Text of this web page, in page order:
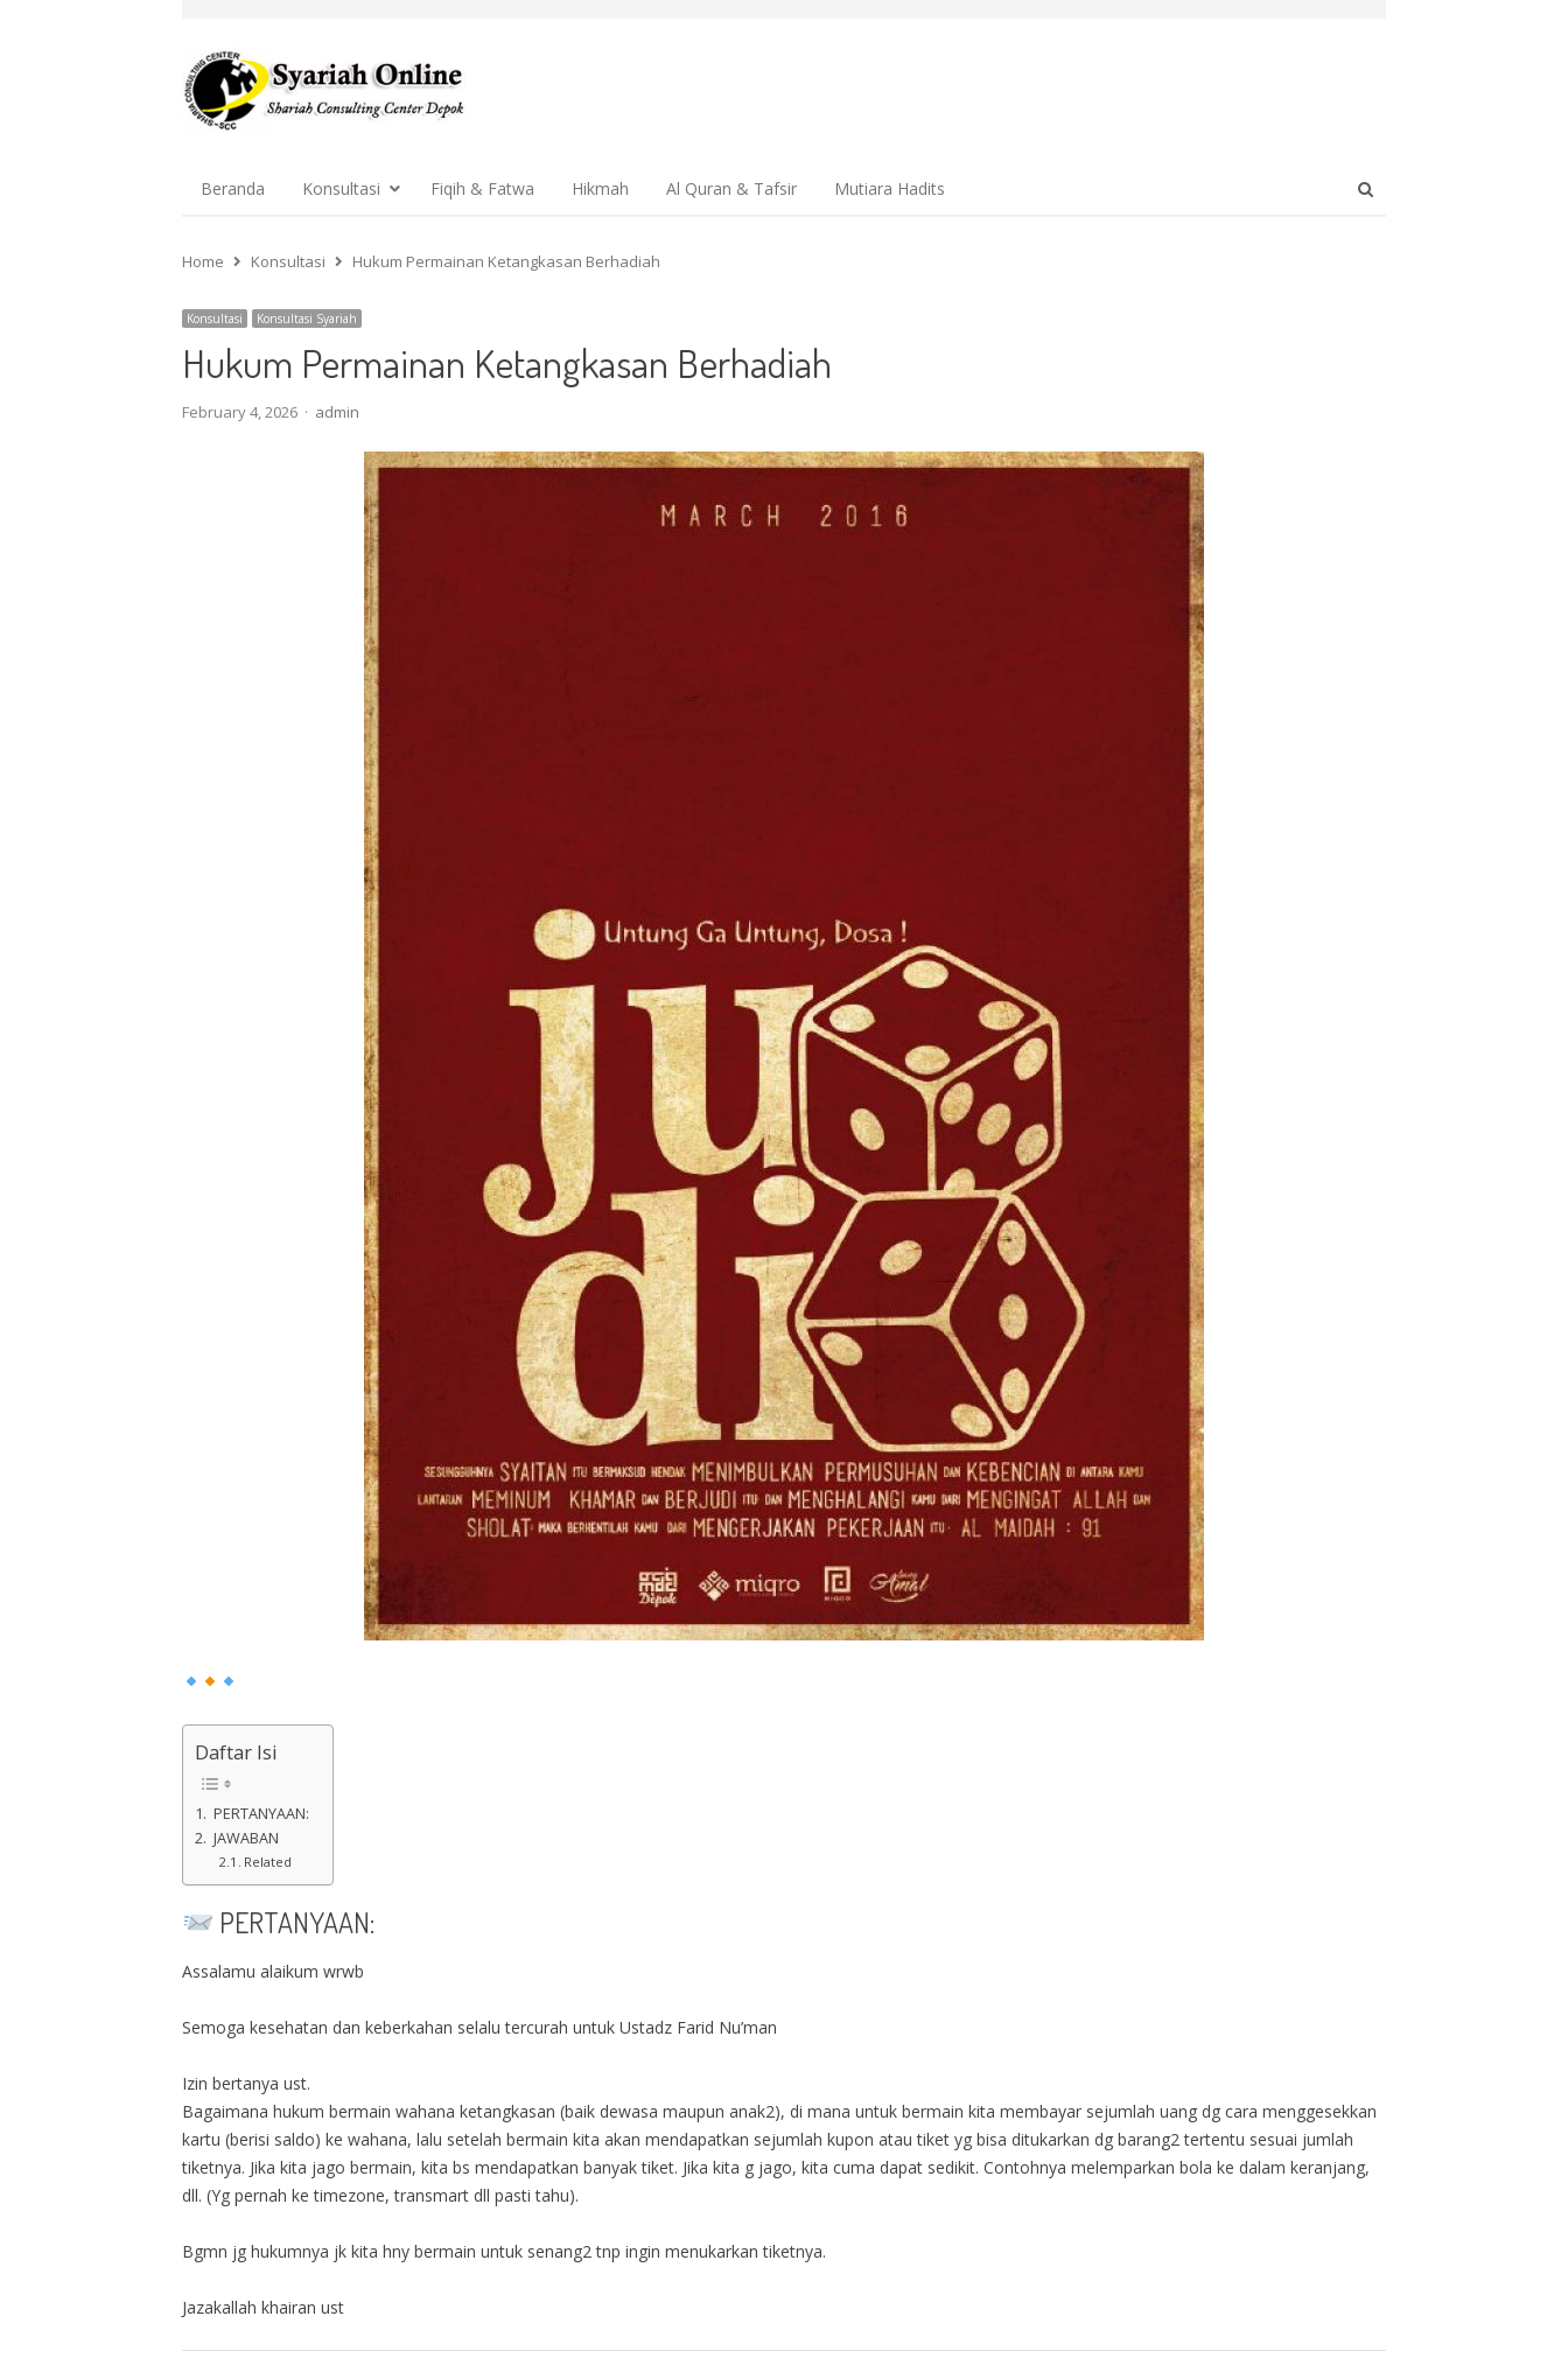
Beranda Konsultasi Fiqih & Fatwa Hikmah Al Quran & Tafsir Mutiara Hadits
Home
Konsultasi Hukum Permainan Ketangkasan Berhadiah
Konsultasi Konsultasi Syariah
Hukum Permainan Ketangkasan Berhadiah
February 4, 2026 Author
admin
Daftar Isi
PERTANYAAN:
JAWABAN
Related
PERTANYAAN:
Assalamu alaikum wrwb
Semoga kesehatan dan keberkahan selalu tercurah untuk Ustadz Farid Nu’man
Izin bertanya ust.
Bagaimana hukum bermain wahana ketangkasan (baik dewasa maupun anak2), di mana untuk bermain kita membayar sejumlah uang dg cara menggesekkan
kartu (berisi saldo) ke wahana, lalu setelah bermain kita akan mendapatkan sejumlah kupon atau tiket yg bisa ditukarkan dg barang2 tertentu sesuai jumlah
tiketnya. Jika kita jago bermain, kita bs mendapatkan banyak tiket. Jika kita g jago, kita cuma dapat sedikit. Contohnya melemparkan bola ke dalam keranjang,
dll. (Yg pernah ke timezone, transmart dll pasti tahu).
Bgmn jg hukumnya jk kita hny bermain untuk senang2 tnp ingin menukarkan tiketnya.
Jazakallah khairan ust